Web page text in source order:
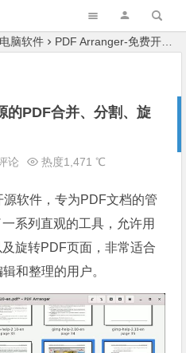
电脑软件 PDF Arranger-免费开源的PDF合并、分割、旋转工具
的PDF合并、分割、旋
论 热度1,471 ℃
软件，专为PDF文档的管
系列直观的工具，允许用
及旋转PDF页面，非常适合
和整理的用户。